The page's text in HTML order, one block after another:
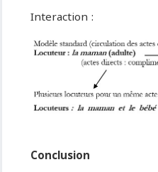
Interaction :
Conclusion